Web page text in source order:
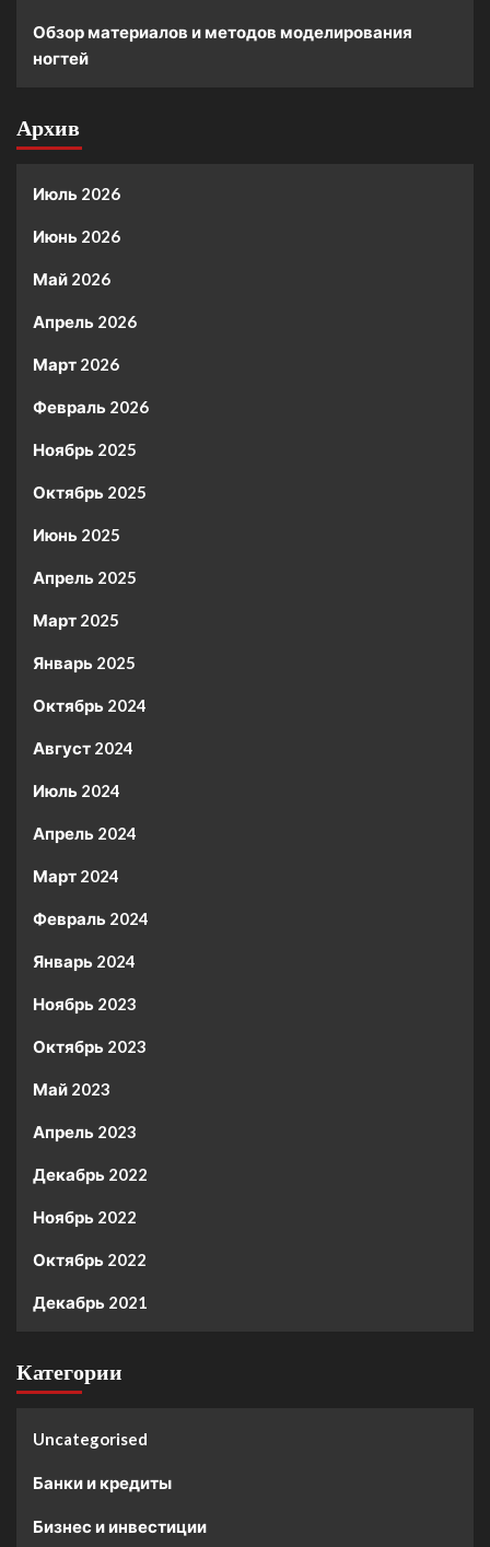
Обзор материалов и методов моделирования
ногтей
Архив
Июль 2026
Июнь 2026
Май 2026
Апрель 2026
Март 2026
Февраль 2026
Ноябрь 2025
Октябрь 2025
Июнь 2025
Апрель 2025
Март 2025
Январь 2025
Октябрь 2024
Август 2024
Июль 2024
Апрель 2024
Март 2024
Февраль 2024
Январь 2024
Ноябрь 2023
Октябрь 2023
Май 2023
Апрель 2023
Декабрь 2022
Ноябрь 2022
Октябрь 2022
Декабрь 2021
Категории
Uncategorised
Банки и кредиты
Бизнес и инвестиции